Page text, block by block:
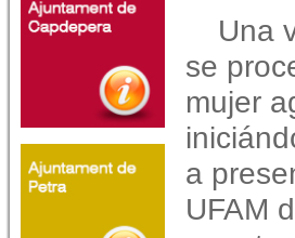
Una
se
mujer
a
UFAM